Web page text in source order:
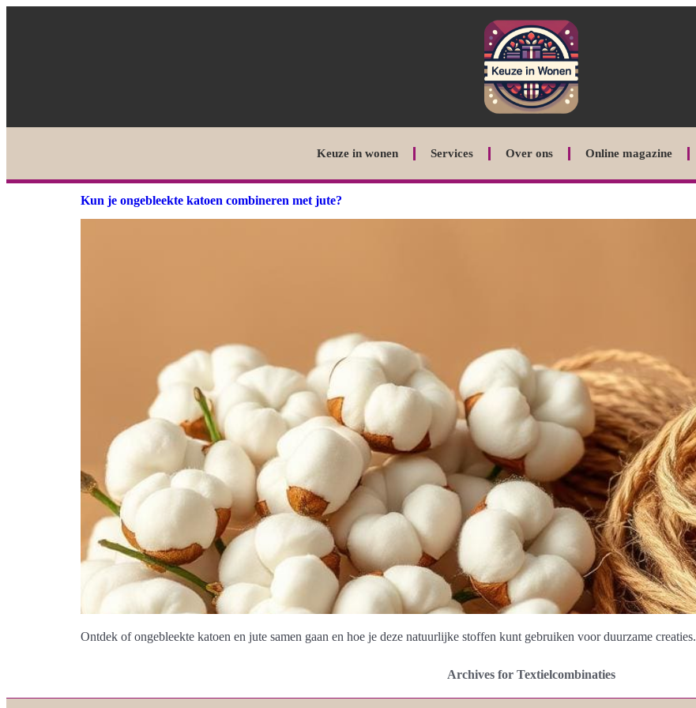
Keuze in wonen Services Over ons Online magazine
Kun je ongebleekte katoen combineren met jute?
Ontdek of ongebleekte katoen en jute samen gaan en hoe je deze natuurlijke stoffen kunt gebruiken voor duurzame creaties.
Archives for Textielcombinaties